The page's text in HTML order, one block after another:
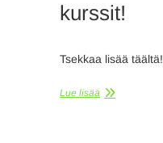
kurssit!
Tsekkaa lisää täältä!
Lue lisää